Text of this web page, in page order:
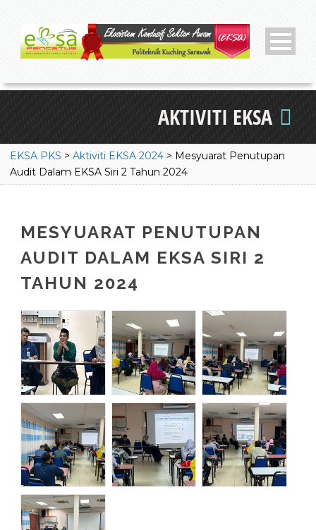
AKTIVITI EKSA
EKSA PKS > Aktiviti EKSA 2024 > Mesyuarat Penutupan
Audit Dalam EKSA Siri 2 Tahun 2024
MESYUARAT PENUTUPAN
AUDIT DALAM EKSA SIRI 2
TAHUN 2024